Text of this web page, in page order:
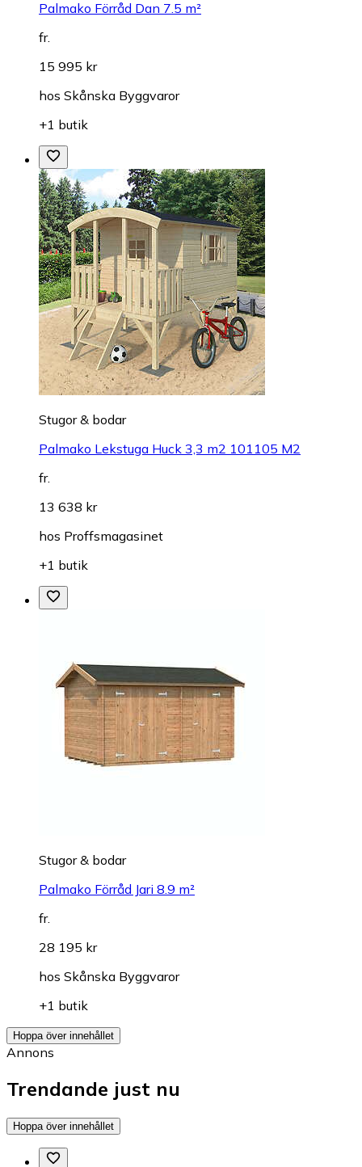
Palmako Förråd Dan 7.5 m²
fr.
15 995 kr
hos Skånska Byggvaror
+1 butik
Stugor & bodar
Palmako Lekstuga Huck 3,3 m2 101105 M2
fr.
13 638 kr
hos Proffsmagasinet
+1 butik
Stugor & bodar
Palmako Förråd Jari 8.9 m²
fr.
28 195 kr
hos Skånska Byggvaror
+1 butik
Hoppa över innehållet
Annons
Trendande just nu
Hoppa över innehållet